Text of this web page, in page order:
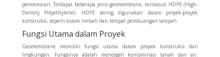
pencemaran. Terdapat beberapa jenis geomembrane, termasuk HDPE (High-
Density Polyethylene). HDPE sering digunakan dalam proyek-proyek
konstruksi, seperti kolam limbah dan tempat pembuangan sampah.
Fungsi Utama dalam Proyek
Geomembrane memiliki fungsi utama dalam proyek konstruksi dan
lingkungan. Fungsinya adalah mencegah kontaminasi tanah dan air.